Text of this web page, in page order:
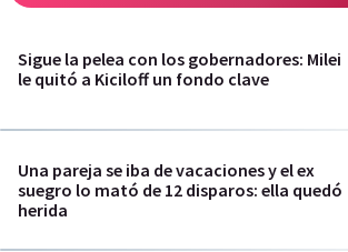
Sigue la pelea con los gobernadores: Milei
le quitó a Kiciloff un fondo clave
Una pareja se iba de vacaciones y el ex
suegro lo mató de 12 disparos: ella quedó
herida